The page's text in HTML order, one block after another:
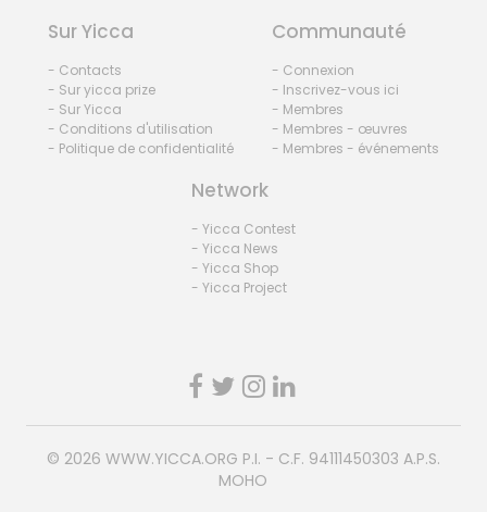
Sur Yicca
- Contacts
- Sur yicca prize
- Sur Yicca
- Conditions d'utilisation
- Politique de confidentialité
Communauté
- Connexion
- Inscrivez-vous ici
- Membres
- Membres - œuvres
- Membres - événements
Network
- Yicca Contest
- Yicca News
- Yicca Shop
- Yicca Project
© 2026 WWW.YICCA.ORG P.I. - C.F. 94111450303 A.P.S.
MOHO